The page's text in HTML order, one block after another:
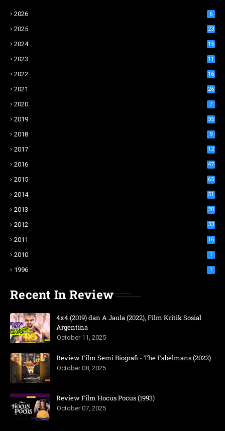
2026 6
2025 23
2024 15
2023 11
2022 16
2021 26
2020 7
2019 35
2018 9
2017 12
2016 47
2015 65
2014 51
2013 20
2012 33
2011 16
2010 1
1996 1
Recent In Review
4x4 (2019) dan A Jaula (2022), Film Kritik Sosial
Argentina
October 11, 2025
Review Film Semi Biografi - The Fabelmans (2022)
October 08, 2025
Review Film Hocus Pocus (1993)
October 07, 2025